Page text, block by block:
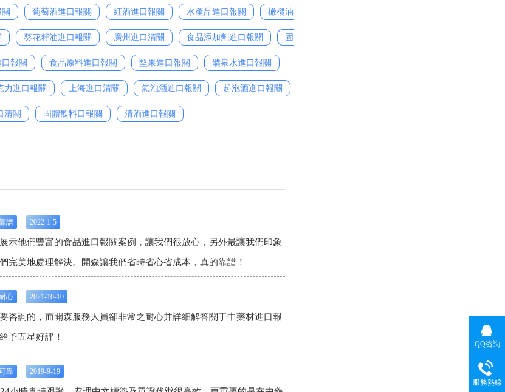
葡萄酒進口報關 紅酒進口報關 水產品進口報關 橄欖油
葵花籽油進口報關 廣州進口清關 食品添加劑進口報關 固
報關 食品原料進口報關 堅果進口報關 礦泉水進口報關
力進口報關 上海進口清關 氣泡酒進口報關 起泡酒進口報關
清關 固體飲料口報關 清酒進口報關
譜 2022-1-5
示他們豐富的食品進口報關案例 ，讓我們很放心，另外最讓我們印象
美地處理解決。開森讓我們省時省心省成本，真的靠譜！
心 2021-10-10
咨詢的，而開森服務人員卻非常之耐心并詳細解答關于中藥材進口報
予五星好評！
靠 2019-9-19
QQ咨詢
服務熱線